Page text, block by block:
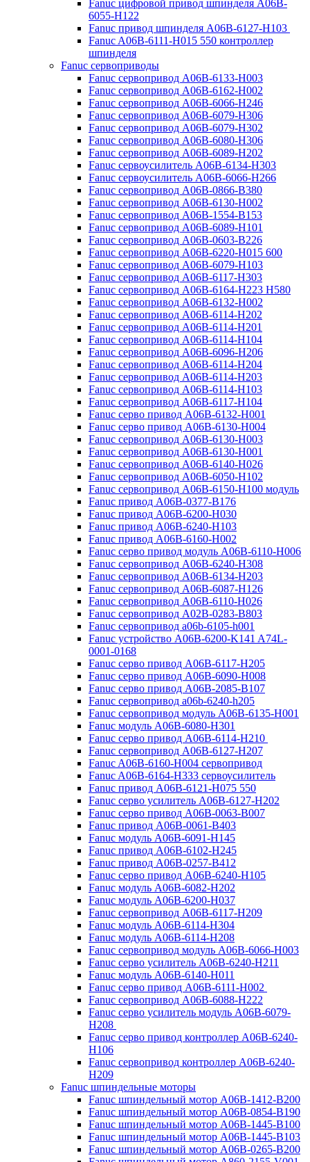
Fanuc цифровой привод шпинделя A06B-
6055-H122
Fanuc привод шпинделя A06B-6127-H103
Fanuc A06B-6111-H015 550 контроллер
шпинделя
Fanuc сервоприводы
Fanuc сервопривод A06B-6133-H003
Fanuc сервопривод A06B-6162-H002
Fanuc сервопривод A06B-6066-H246
Fanuc сервопривод A06B-6079-H306
Fanuc сервопривод A06B-6079-H302
Fanuc сервопривод A06B-6080-H306
Fanuc сервопривод A06B-6089-H202
Fanuc сервоусилитель A06B-6134-H303
Fanuc сервоусилитель A06B-6066-H266
Fanuc сервопривод A06B-0866-B380
Fanuc сервопривод A06B-6130-H002
Fanuc сервопривод A06B-1554-B153
Fanuc сервопривод A06B-6089-H101
Fanuc сервопривод A06B-0603-B226
Fanuc сервопривод A06B-6220-H015 600
Fanuc сервопривод A06B-6079-H103
Fanuc сервопривод A06B-6117-H303
Fanuc сервопривод A06B-6164-H223 H580
Fanuc сервопривод A06B-6132-H002
Fanuc сервопривод A06B-6114-H202
Fanuc сервопривод A06B-6114-H201
Fanuc сервопривод A06B-6114-H104
Fanuc сервопривод A06B-6096-H206
Fanuc сервопривод A06B-6114-H204
Fanuc сервопривод A06B-6114-H203
Fanuc сервопривод A06B-6114-H103
Fanuc сервопривод A06B-6117-H104
Fanuc серво привод A06B-6132-H001
Fanuc серво привод A06B-6130-H004
Fanuc сервопривод A06B-6130-H003
Fanuc сервопривод A06B-6130-H001
Fanuc сервопривод A06B-6140-H026
Fanuc сервопривод A06B-6050-H102
Fanuc сервопривод A06B-6150-H100 модуль
Fanuc привод A06B-0377-B176
Fanuc привод A06B-6200-H030
Fanuc привод A06B-6240-H103
Fanuc привод A06B-6160-H002
Fanuc серво привод модуль A06B-6110-H006
Fanuc сервопривод A06B-6240-H308
Fanuc сервопривод A06B-6134-H203
Fanuc сервопривод A06B-6087-H126
Fanuc сервопривод A06B-6110-H026
Fanuc сервопривод A02B-0283-B803
Fanuc сервопривод a06b-6105-h001
Fanuc устройство A06B-6200-K141 A74L-
0001-0168
Fanuc серво привод A06B-6117-H205
Fanuc серво привод A06B-6090-H008
Fanuc серво привод A06B-2085-B107
Fanuc сервопривод a06b-6240-h205
Fanuc сервопривод модуль A06B-6135-H001
Fanuc модуль A06B-6080-H301
Fanuc серво привод A06B-6114-H210
Fanuc сервопривод A06B-6127-H207
Fanuc A06B-6160-H004 сервопривод
Fanuc A06B-6164-H333 сервоусилитель
Fanuc привод A06B-6121-H075 550
Fanuc серво усилитель A06B-6127-H202
Fanuc серво привод A06B-0063-B007
Fanuc привод A06B-0061-B403
Fanuc модуль A06B-6091-H145
Fanuc привод A06B-6102-H245
Fanuc привод A06B-0257-B412
Fanuc серво привод A06B-6240-H105
Fanuc модуль A06B-6082-H202
Fanuc модуль A06B-6200-H037
Fanuc сервопривод A06B-6117-H209
Fanuc модуль A06B-6114-H304
Fanuc модуль A06B-6114-H208
Fanuc сервопривод модуль A06B-6066-H003
Fanuc серво усилитель A06B-6240-H211
Fanuc модуль A06B-6140-H011
Fanuc серво привод A06B-6111-H002
Fanuc сервопривод A06B-6088-H222
Fanuc серво усилитель модуль A06B-6079-
H208
Fanuc серво привод контроллер A06B-6240-
H106
Fanuc сервопривод контроллер A06B-6240-
H209
Fanuc шпиндельные моторы
Fanuc шпиндельный мотор A06B-1412-B200
Fanuc шпиндельный мотор A06B-0854-B190
Fanuc шпиндельный мотор A06B-1445-B100
Fanuc шпиндельный мотор A06B-1445-B103
Fanuc шпиндельный мотор A06B-0265-B200